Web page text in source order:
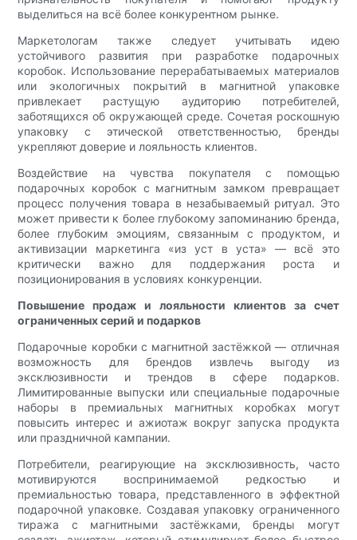
выделиться на всё более конкурентном рынке.
Маркетологам также следует учитывать идею
устойчивого развития при разработке подарочных
коробок. Использование перерабатываемых материалов
или экологичных покрытий в магнитной упаковке
привлекает растущую аудиторию потребителей,
заботящихся об окружающей среде. Сочетая роскошную
упаковку с этической ответственностью, бренды
укрепляют доверие и лояльность клиентов.
Воздействие на чувства покупателя с помощью
подарочных коробок с магнитным замком превращает
процесс получения товара в незабываемый ритуал. Это
может привести к более глубокому запоминанию бренда,
более глубоким эмоциям, связанным с продуктом, и
активизации маркетинга «из уст в уста» — всё это
критически важно для поддержания роста и
позиционирования в условиях конкуренции.
Повышение продаж и лояльности клиентов за счет
ограниченных серий и подарков
Подарочные коробки с магнитной застёжкой — отличная
возможность для брендов извлечь выгоду из
эксклюзивности и трендов в сфере подарков.
Лимитированные выпуски или специальные подарочные
наборы в премиальных магнитных коробках могут
повысить интерес и ажиотаж вокруг запуска продукта
или праздничной кампании.
Потребители, реагирующие на эксклюзивность, часто
мотивируются воспринимаемой редкостью и
премиальностью товара, представленного в эффектной
подарочной упаковке. Создавая упаковку ограниченного
тиража с магнитными застёжками, бренды могут